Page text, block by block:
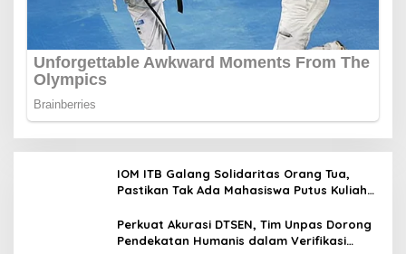
IOM ITB Galang Solidaritas Orang Tua,
Pastikan Tak Ada Mahasiswa Putus Kuliah
Perkuat Akurasi DTSEN, Tim Unpas Dorong
Pendekatan Humanis dalam Verifikasi